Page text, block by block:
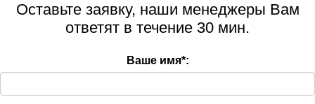
Оставьте заявку, наши менеджеры Вам
ответят в течение 30 мин.
Ваше имя*: